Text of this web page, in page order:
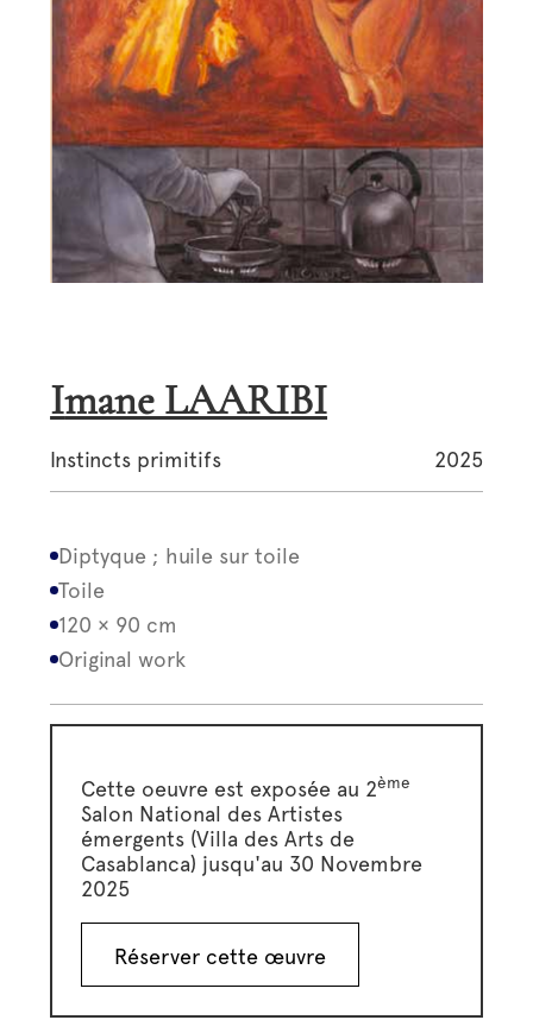
Imane LAARIBI
Instincts primitifs 2025
Diptyque ; huile sur toile
Toile
120 × 90 cm
Original work
Cette oeuvre est exposée au 2ème
Salon National des Artistes
émergents (Villa des Arts de
Casablanca) jusqu'au 30 Novembre
2025
Réserver cette œuvre